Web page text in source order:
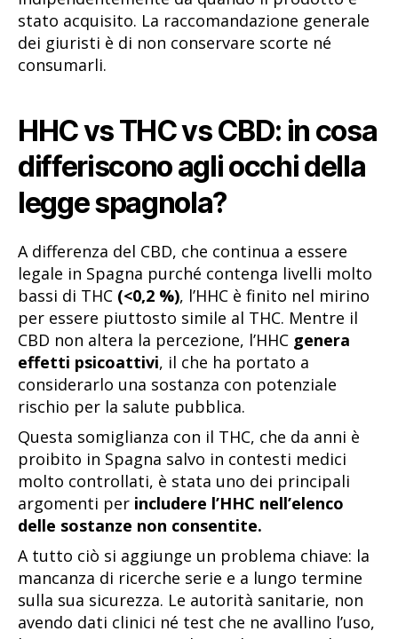
stato acquisito. La raccomandazione generale
dei giuristi è di non conservare scorte né
consumarli.
HHC vs THC vs CBD: in cosa
differiscono agli occhi della
legge spagnola?
A differenza del CBD, che continua a essere
legale in Spagna purché contenga livelli molto
bassi di THC (<0,2 %), l’HHC è finito nel mirino
per essere piuttosto simile al THC. Mentre il
CBD non altera la percezione, l’HHC genera
effetti psicoattivi, il che ha portato a
considerarlo una sostanza con potenziale
rischio per la salute pubblica.
Questa somiglianza con il THC, che da anni è
proibito in Spagna salvo in contesti medici
molto controllati, è stata uno dei principali
argomenti per includere l’HHC nell’elenco
delle sostanze non consentite.
A tutto ciò si aggiunge un problema chiave: la
mancanza di ricerche serie e a lungo termine
sulla sua sicurezza. Le autorità sanitarie, non
avendo dati clinici né test che ne avallino l’uso,